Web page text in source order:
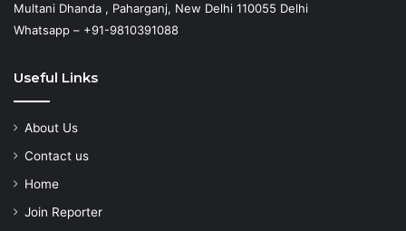
Multani Dhanda , Paharganj, New Delhi 110055 Delhi
Whatsapp – +91-9810391088
Useful Links
About Us
Contact us
Home
Join Reporter